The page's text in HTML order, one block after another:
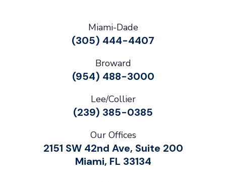
Miami-Dade
(305) 444-4407
Broward
(954) 488-3000
Lee/Collier
(239) 385-0385
Our Offices
2151 SW 42nd Ave, Suite 200
Miami, FL 33134